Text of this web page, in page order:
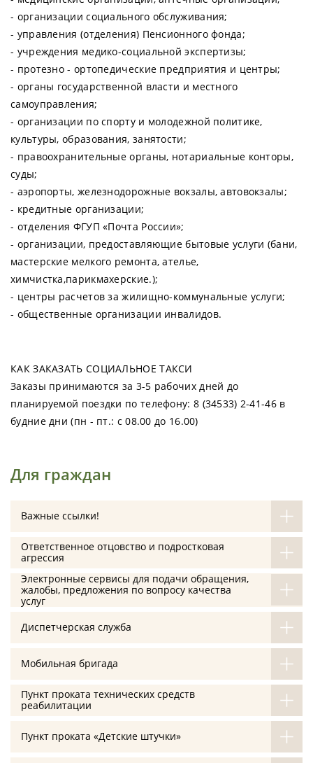
- организации социального обслуживания;
- управления (отделения) Пенсионного фонда;
- учреждения медико-социальной экспертизы;
- протезно - ортопедические предприятия и центры;
- органы государственной власти и местного
самоуправления;
- организации по спорту и молодежной политике,
культуры, образования, занятости;
- правоохранительные органы, нотариальные конторы,
суды;
- аэропорты, железнодорожные вокзалы, автовокзалы;
- кредитные организации;
- отделения ФГУП «Почта России»;
- организации, предоставляющие бытовые услуги (бани,
мастерские мелкого ремонта, ателье,
химчистка,парикмахерские.);
- центры расчетов за жилищно-коммунальные услуги;
- общественные организации инвалидов.
КАК ЗАКАЗАТЬ СОЦИАЛЬНОЕ ТАКСИ
Заказы принимаются за 3-5 рабочих дней до
планируемой поездки по телефону: 8 (34533) 2-41-46 в
будние дни (пн - пт.: с 08.00 до 16.00)
Для граждан
Важные ссылки!
Ответственное отцовство и подростковая
агрессия
Электронные сервисы для подачи обращения,
жалобы, предложения по вопросу качества
услуг
Диспетчерская служба
Мобильная бригада
Пункт проката технических средств
реабилитации
Пункт проката «Детские штучки»